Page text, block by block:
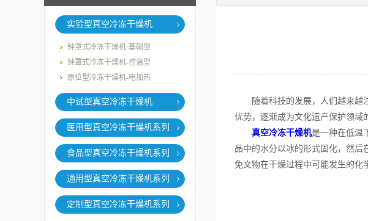
实验型真空冷冻干燥机
钟罩式冷冻干燥机-基础型
钟罩式冷冻干燥机-控温型
原位型冷冻干燥机-电加热
中试型真空冷冻干燥机
医用型真空冷冻干燥机系列
食品型真空冷冻干燥机系列
通用型真空冷冻干燥机系列
定制型真空冷冻干燥机系列
随着科技的发展，人们越来越注
优势，逐渐成为文化遗产保护领域
真空冷冻干燥机是一种在低温
品中的水分以冰的形式固化，然后
免文物在干燥过程中可能发生的化